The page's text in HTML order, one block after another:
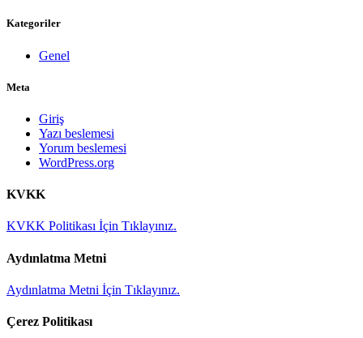
Kategoriler
Genel
Meta
Giriş
Yazı beslemesi
Yorum beslemesi
WordPress.org
KVKK
KVKK Politikası İçin Tıklayınız.
Aydınlatma Metni
Aydınlatma Metni İçin Tıklayınız.
Çerez Politikası